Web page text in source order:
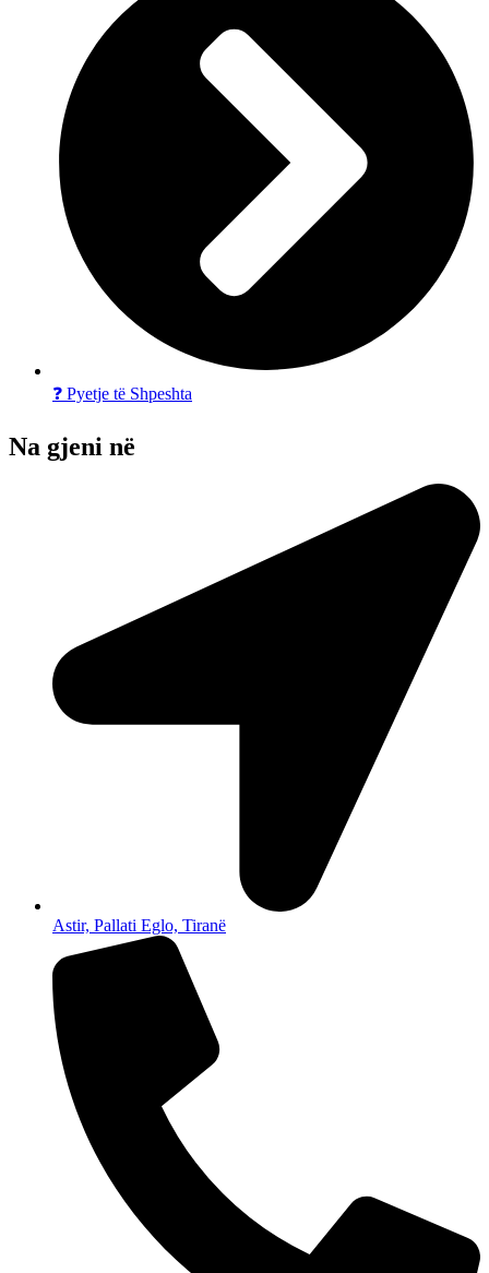
❓ Pyetje të Shpeshta
Na gjeni në
Astir, Pallati Eglo, Tiranë